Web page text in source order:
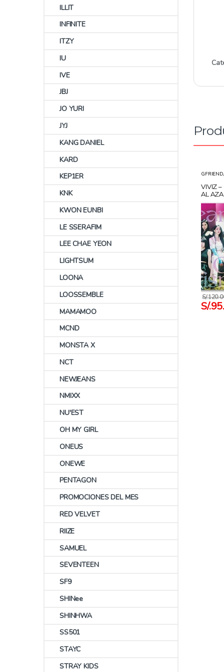
VIVIZ –
AL
S/.
S/.
ILLIT
INFINITE
ITZY
IU
IVE
JBJ
JO YURI
JYJ
KANG DANIEL
KARD
KEP1ER
KNK
KWON EUNBI
LE SSERAFIM
LEE CHAE YEON
LIGHTSUM
LOONA
LOOSSEMBLE
MAMAMOO
MCND
MONSTA X
NCT
NEWJEANS
NMIXX
NU'EST
OH MY GIRL
ONEUS
ONEWE
PENTAGON
PROMOCIONES DEL MES
RED VELVET
RIIZE
SAMUEL
SEVENTEEN
SF9
SHINee
SHINHWA
SS501
STAYC
STRAY KIDS